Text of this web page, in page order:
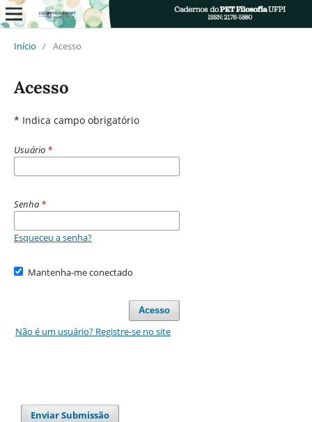
Início / Acesso
Acesso
* Indica campo obrigatório
Usuário *
Senha *
Esqueceu a senha?
Mantenha-me conectado
Acesso
Não é um usuário? Registre-se no site
Enviar Submissão